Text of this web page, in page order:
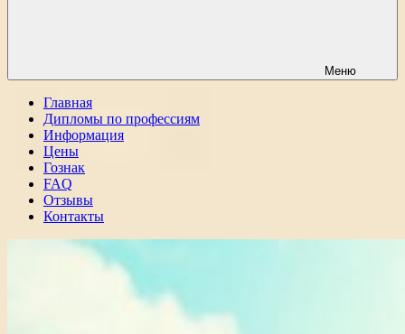
Меню
Главная
Дипломы по профессиям
Информация
Цены
Гознак
FAQ
Отзывы
Контакты